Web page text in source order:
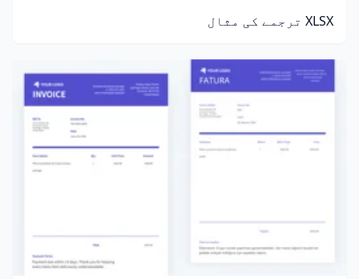
XLSX ترجمے کی مثال